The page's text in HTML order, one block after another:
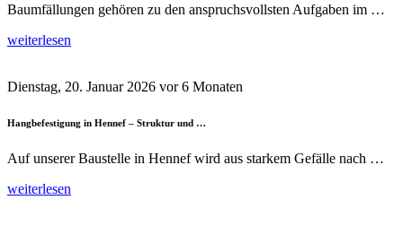
Baumfällungen gehören zu den anspruchsvollsten Aufgaben im …
weiterlesen
Dienstag, 20. Januar 2026 vor 6 Monaten
Hangbefestigung in Hennef – Struktur und …
Auf unserer Baustelle in Hennef wird aus starkem Gefälle nach …
weiterlesen